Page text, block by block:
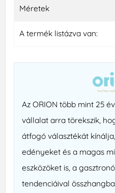
Méretek
A termék listázva van:
Az ORION több mint 25
vállalat arra törekszik,
átfogó választékát
edényeket és a magas
eszközöket is, a
tendenciáival